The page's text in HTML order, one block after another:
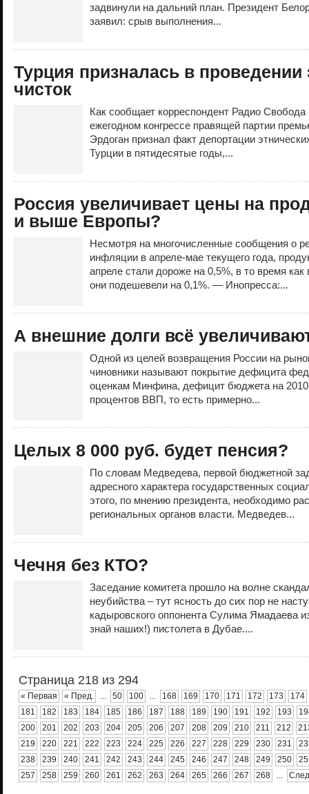
задвинули на дальний план. Президент
заявил: срыв выполнения...
Турция призналась в проведении
чисток
Как сообщает корреспондент Радио
ежегодном конгрессе правящей партии
Эрдоган признал факт депортации
Турции в пятидесятые годы,...
Россия увеличивает цены на
и выше Европы?
Несмотря на многочисленные сообщения о
инфляции в апреле-мае текущего года,
апреле стали дороже на 0,5%, в то время
они подешевели на 0,1%. — Инопресса:...
А внешние долги всё
Одной из целей возвращения России на
чиновники называют покрытие дефицита
оценкам Минфина, дефицит бюджета на 2010
процентов ВВП, то есть примерно...
Целых 8 000 руб. будет пенсия?
По словам Медведева, первой бюджетной
адресного характера государственных
этого, по мнению президента, необходимо
региональных органов власти. Медведев...
Чечня без КТО?
Заседание комитета прошло на волне
неубийства – тут ясность до сих пор не
кадыровского оппонента Сулима Ямадаева
знай наших!) пистолета в Дубае....
Страница 218 из 294
« Первая « Пред. ... 50 100 ... 168 169 170 171 172 173
174
181
182 183 184 185 186 187 188 189 190 191 192 193
200
201 202 203 204 205 206 207 208 209 210 211 212
219
220 221 222 223 224 225 226 227 228 229 230 231
238
239 240 241 242 243 244 245 246 247 248 249 250
257
258 259 260 261 262 263 264 265 266 267 268 ...